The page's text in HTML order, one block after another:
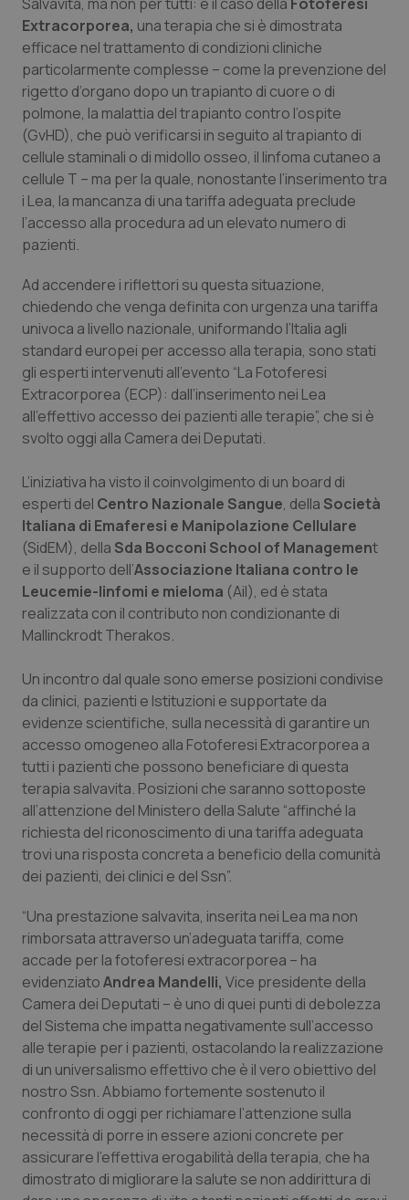
Campania
Emilia-Romagna
Friuli Venezia Giulia
Lazio
Liguria
Marche
Molise
Piemonte
Provincia Autonoma di Trento
Puglia
Sardegna
Toscana
Umbria
Valle D’Aosta
Veneto
Car-T
Colesterolo & coronaropatie
Dermatite Atopica
Diabete & glucometri
Disturbi dell’umore
Donna & Salute
Epatiti
HIV
Ipertensione & Scompenso
Malattie rare
Malattia di Crohn & Rettocolite Ulcerosa
Obesità
Oftalmologia
Oncodermatologia
Oncoematologia
Oncologia & Nutrizione
Psoriasi & pelle
Quotidiano Cardiologia
Quotidiano Chirurgia
Quotidiano Oncologia
Quotidiano Pediatria
Rene & patologie urogenitali
Extracorporea, una terapia che si è dimostrata
efficace nel trattamento di condizioni cliniche
particolarmente complesse – come la prevenzione del
rigetto d’organo dopo un trapianto di cuore o di
polmone, la malattia del trapianto contro l’ospite
(GvHD), che può verificarsi in seguito al trapianto di
cellule staminali o di midollo osseo, il linfoma cutaneo a
cellule T – ma per la quale, nonostante l’inserimento tra
i Lea, la mancanza di una tariffa adeguata preclude
l’accesso alla procedura ad un elevato numero di
pazienti.
Ad accendere i riflettori su questa situazione,
chiedendo che venga definita con urgenza una tariffa
univoca a livello nazionale, uniformando l’Italia agli
standard europei per accesso alla terapia, sono stati
gli esperti intervenuti all’evento “La Fotoferesi
Extracorporea (ECP): dall’inserimento nei Lea
all’effettivo accesso dei pazienti alle terapie”, che si è
svolto oggi alla Camera dei Deputati.
L’iniziativa ha visto il coinvolgimento di un board di
esperti del Centro Nazionale Sangue, della Società
Italiana di Emaferesi e Manipolazione Cellulare
(SidEM), della Sda Bocconi School of Management
e il supporto dell’Associazione Italiana contro le
Leucemie-linfomi e mieloma (Ail), ed è stata
realizzata con il contributo non condizionante di
Mallinckrodt Therakos.
Un incontro dal quale sono emerse posizioni condivise
da clinici, pazienti e Istituzioni e supportate da
evidenze scientifiche, sulla necessità di garantire un
accesso omogeneo alla Fotoferesi Extracorporea a
tutti i pazienti che possono beneficiare di questa
terapia salvavita. Posizioni che saranno sottoposte
all’attenzione del Ministero della Salute “affinché la
richiesta del riconoscimento di una tariffa adeguata
trovi una risposta concreta a beneficio della comunità
dei pazienti, dei clinici e del Ssn”.
“Una prestazione salvavita, inserita nei Lea ma non
rimborsata attraverso un’adeguata tariffa, come
accade per la fotoferesi extracorporea – ha
evidenziatoAndrea Mandelli, Vice presidente della
Camera dei Deputati – è uno di quei punti di debolezza
del Sistema che impatta negativamente sull’accesso
alle terapie per i pazienti, ostacolando la realizzazione
di un universalismo effettivo che è il vero obiettivo del
nostro Ssn. Abbiamo fortemente sostenuto il
confronto di oggi per richiamare l’attenzione sulla
necessità di porre in essere azioni concrete per
assicurare l’effettiva erogabilità della terapia, che ha
dimostrato di migliorare la salute se non addirittura di